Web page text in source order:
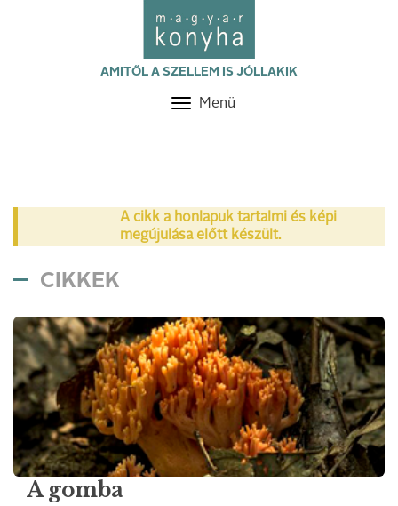
AMITŐL A SZELLEM IS JÓLLAKIK
Toggle
Menü
A cikk a honlapuk tartalmi és képi
megújulása előtt készült.
CIKKEK
A gomba